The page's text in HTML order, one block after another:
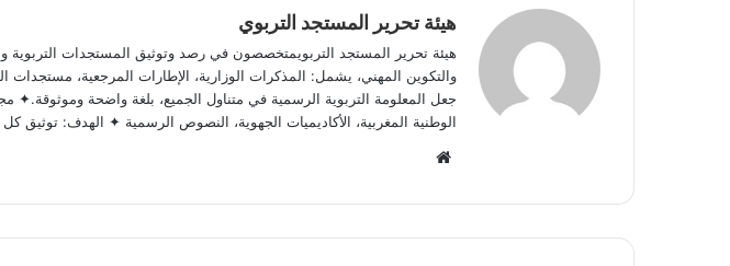
هيئة تحرير المستجد التربوي
هيئة تحرير المستجد التربويمتخصصون في رصد وتوثيق المستجدات التربوية
والتكوين المهني، يشمل: المذكرات الوزارية، الإطارات المرجعية، مستجدات
جعل المعلومة التربوية الرسمية في متناول الجميع، بلغة واضحة وموثوقة.✦
الوطنية المغربية، الأكاديميات الجهوية، النصوص الرسمية ✦ الهدف: